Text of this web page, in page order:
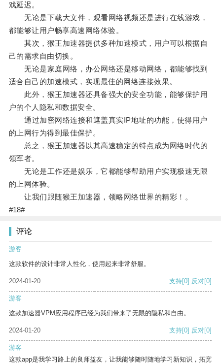
戏延迟。
无论是下载大文件，观看网络视频还是进行在线游戏，
都能够让用户畅享高速网络体验。
其次，猴王加速器提供多种加速模式，用户可以根据自
己的需求自由切换。
无论是家庭网络，办公网络还是移动网络，都能够找到
适合自己的加速模式，实现最佳的网络连接效果。
此外，猴王加速器还具备强大的安全功能，能够保护用
户的个人隐私和数据安全。
通过加密网络连接和遮盖真实IP地址的功能，使得用户
的上网行为得到最佳保护。
总之，猴王加速器以其高速稳定的特点成为网络时代的
领军者。
无论是工作还是娱乐，它都能够帮助用户实现极速无限
的上网体验。
让我们跟随猴王加速器，领略网络世界的精彩！。
#18#
评论
游客
这款软件的设计非常人性化，使用起来非常舒服。
2024-01-20 支持[0] 反对[0]
游客
这款加速器VPM应用程序已经为我们带来了无限的隐私和自由。
2024-01-20 支持[0] 反对[0]
游客
这款app是我学习路上的良师益友，让我能够随时随地学习新知识，拓宽